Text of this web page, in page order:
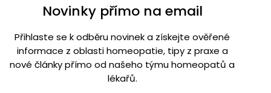
Novinky přímo na email
Přihlaste se k odběru novinek a získejte ověřené
informace z oblasti homeopatie, tipy z praxe a
nové články přímo od našeho týmu homeopatů a
lékařů.